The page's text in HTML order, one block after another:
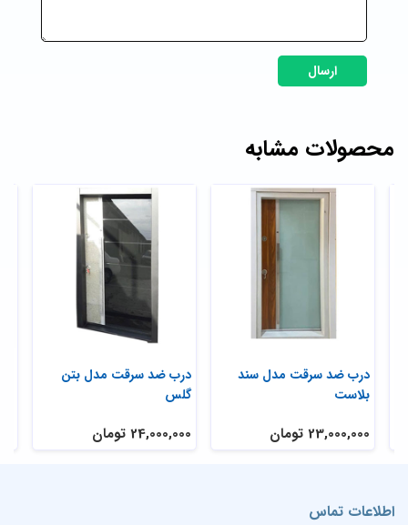
ارسال
محصولات مشابه
درب ضد سرقت مدل بتن
گلس
24,000,000 تومان
درب ضد سرقت مدل سند
بلاست
23,000,000 تومان
اطلاعات تماس